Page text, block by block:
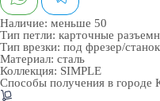
Наличие: меньше 50
Тип петли: карточные
Тип врезки: под фрезер/станок
Материал: сталь
Коллекция: SIMPLE
Способы получения в городе